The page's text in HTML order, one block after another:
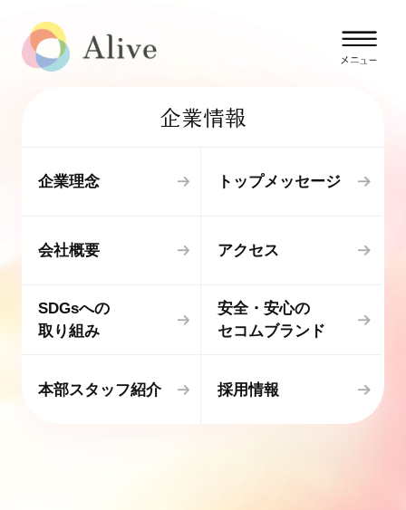
企業情報
企業理念 トップメッセージ
会社概要 アクセス
SDGsへの
取り組み
安全・安心の
セコムブランド
本部スタッフ紹介 採用情報